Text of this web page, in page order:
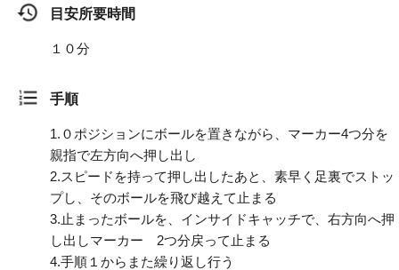
目安所要時間
１０分
手順
1. ０ポジションにボールを置きながら、マーカー4つ分を
親指で左方向へ押し出し
2.スピードを持って押し出したあと、素早く足裏でストッ
プし、そのボールを飛び越えて止まる
3. 止まったボールを、インサイドキャッチで、右方向へ押
し出しマーカー 2つ分戻って止まる
4.手順１からまた繰り返し行う